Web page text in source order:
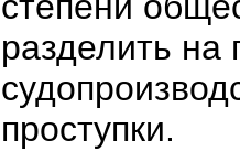
разделить на
проступки.